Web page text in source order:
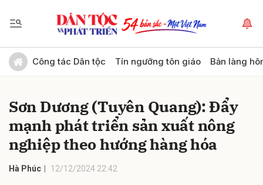
Công tác Dân tộc Tín ngưỡng tôn giáo Bản làng
Sơn Dương (Tuyên Quang): Đẩy
mạnh phát triển sản xuất nông
nghiệp theo hướng hàng hóa
Hà Phúc 12/12/2024 22:42
Gửi bình luận